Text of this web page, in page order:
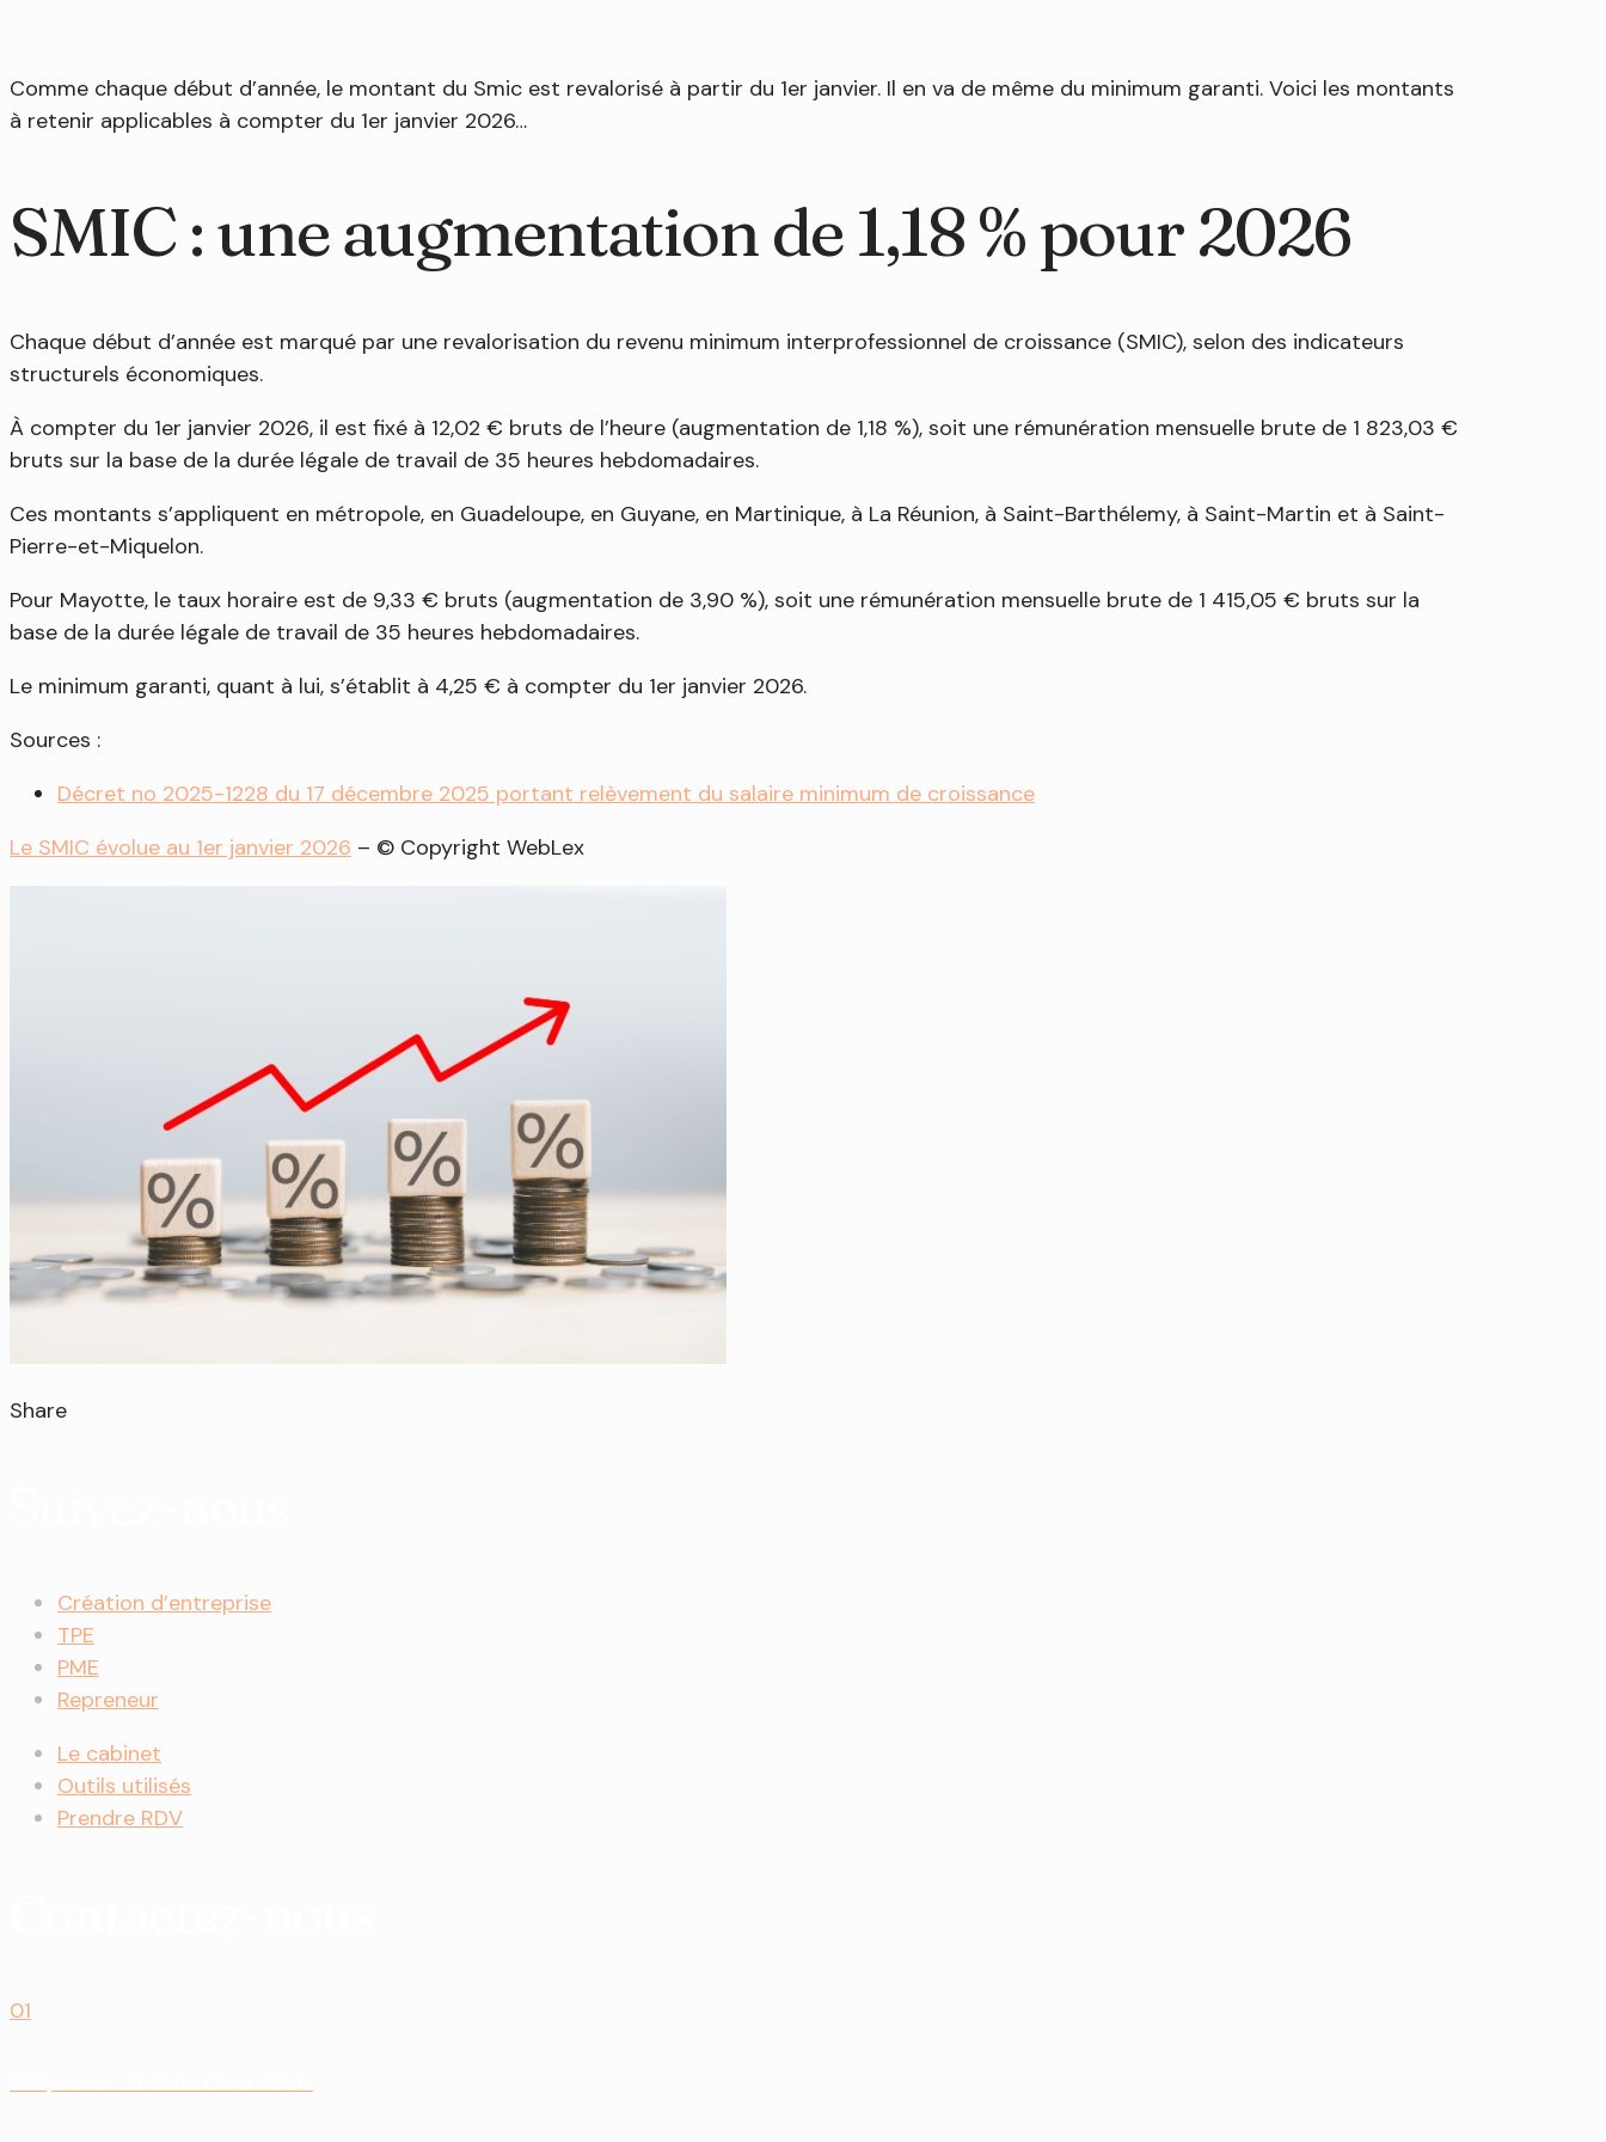
Comme chaque début d’année, le montant du Smic est revalorisé à partir du 1er janvier. Il en va de même du minimum garanti. Voici les montants
à retenir applicables à compter du 1er janvier 2026…
SMIC : une augmentation de 1,18 % pour 2026
Chaque début d’année est marqué par une revalorisation du revenu minimum interprofessionnel de croissance (SMIC), selon des indicateurs
structurels économiques.
À compter du 1er janvier 2026, il est fixé à 12,02 € bruts de l’heure (augmentation de 1,18 %), soit une rémunération mensuelle brute de 1 823,03 €
bruts sur la base de la durée légale de travail de 35 heures hebdomadaires.
Ces montants s’appliquent en métropole, en Guadeloupe, en Guyane, en Martinique, à La Réunion, à Saint-Barthélemy, à Saint-Martin et à Saint-
Pierre-et-Miquelon.
Pour Mayotte, le taux horaire est de 9,33 € bruts (augmentation de 3,90 %), soit une rémunération mensuelle brute de 1 415,05 € bruts sur la
base de la durée légale de travail de 35 heures hebdomadaires.
Le minimum garanti, quant à lui, s’établit à 4,25 € à compter du 1er janvier 2026.
Sources :
Décret no 2025-1228 du 17 décembre 2025 portant relèvement du salaire minimum de croissance
Le SMIC évolue au 1er janvier 2026 – © Copyright WebLex
Share
Création d’entreprise
TPE
PME
Repreneur
Le cabinet
Outils utilisés
Prendre RDV
01